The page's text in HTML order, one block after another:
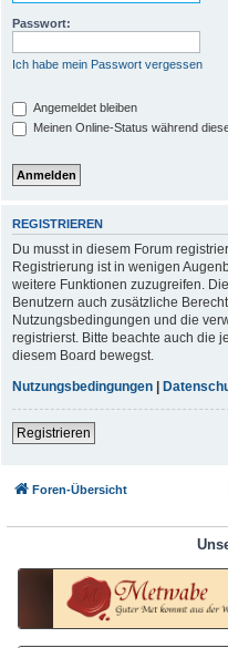
Passwort:
Ich habe mein Passwort vergessen
Angemeldet bleiben
Meinen Online-Status während
REGISTRIEREN
Du musst in diesem Forum
Registrierung ist in wenigen
weitere Funktionen zuzugreifen.
Benutzern auch zusätzliche
Nutzungsbedingungen und die
registrierst. Bitte beachte auch die
diesem Board bewegst.
Nutzungsbedingungen
Registrieren
Foren-Übersicht